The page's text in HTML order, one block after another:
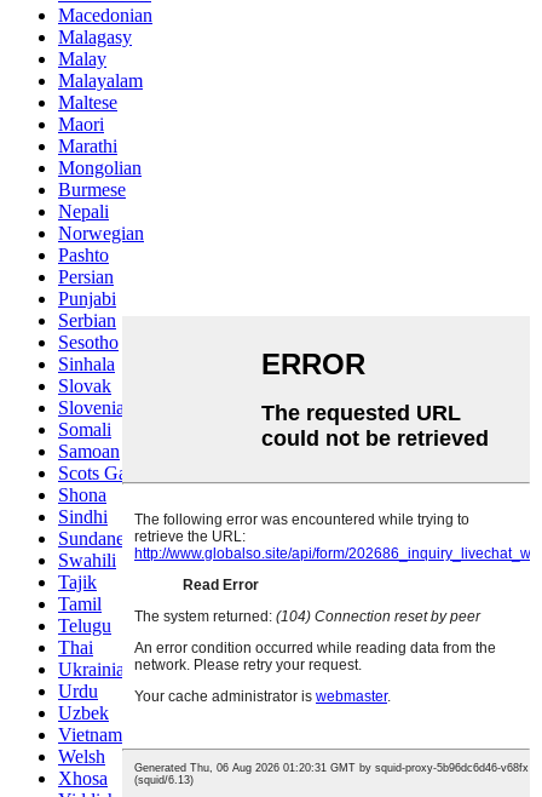
Macedonian
Malagasy
Malay
Malayalam
Maltese
Maori
Marathi
Mongolian
Burmese
Nepali
Norwegian
Pashto
Persian
Punjabi
Serbian
Sesotho
Sinhala
Slovak
Slovenian
Somali
Samoan
Scots Gaelic
Shona
Sindhi
Sundanese
Swahili
Tajik
Tamil
Telugu
Thai
Ukrainian
Urdu
Uzbek
Vietnamese
Welsh
Xhosa